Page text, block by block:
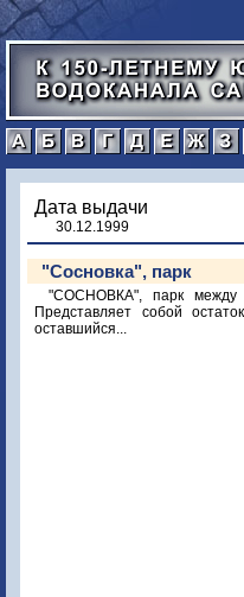
Тематический
Именной
Географический
а б в г
Дата выдачи
30.12.1999
"Сосновка", парк
"СОСНОВКА", парк между
Представляет собой
оставшийся...